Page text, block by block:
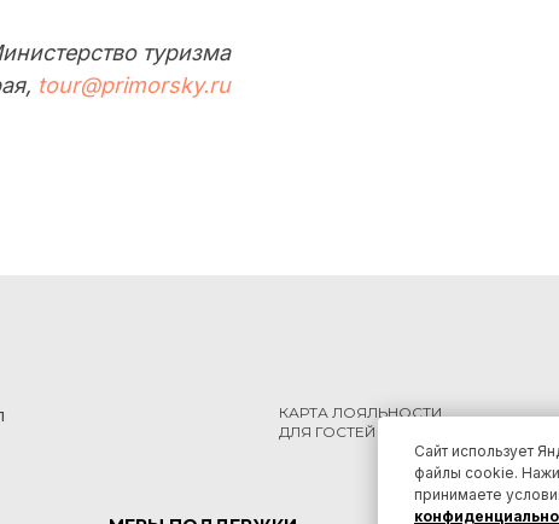
туризма
tour@primorsky.ru
КАРТА ЛОЯЛЬНОСТИ
ДЛЯ ГОСТЕЙ КРАЯ
Сайт использует
файлы cookie.
принимаете